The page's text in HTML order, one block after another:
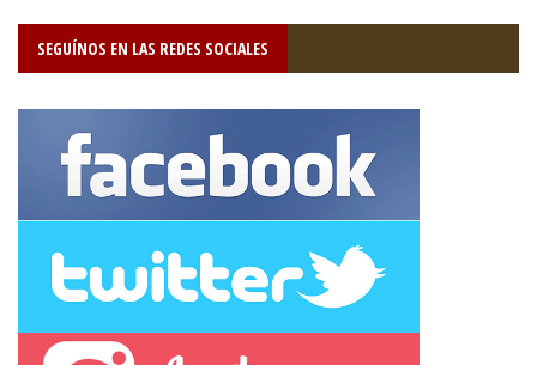
SEGUÍNOS EN LAS REDES SOCIALES